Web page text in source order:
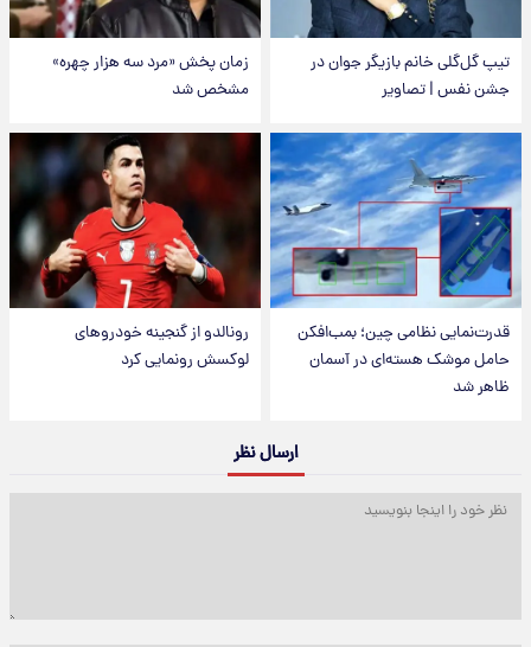
تیپ گل‌گلی خانم بازیگر جوان در
جشن نفس | تصاویر
زمان پخش «مرد سه هزار چهره»
مشخص شد
قدرت‌نمایی نظامی چین؛ بمب‌افکن
حامل موشک هسته‌ای در آسمان
ظاهر شد
رونالدو از گنجینه خودروهای
لوکسش رونمایی کرد
ارسال نظر